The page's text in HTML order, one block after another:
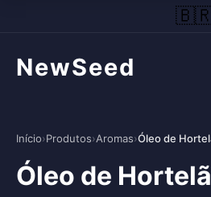
NewSeed
Início›Produtos›Aromas›Óleo de
Óleo de